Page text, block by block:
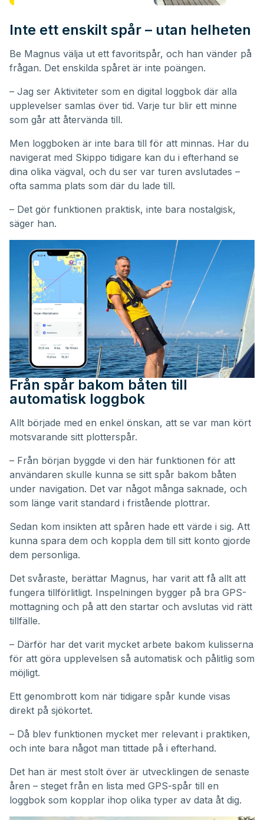
Inte ett enskilt spår – utan helheten
Be Magnus välja ut ett favoritspår, och han vänder på
frågan. Det enskilda spåret är inte poängen.
– Jag ser Aktiviteter som en digital loggbok där alla
upplevelser samlas över tid. Varje tur blir ett minne
som går att återvända till.
Men loggboken är inte bara till för att minnas. Har du
navigerat med Skippo tidigare kan du i efterhand se
dina olika vägval, och du ser var turen avslutades –
ofta samma plats som där du lade till.
– Det gör funktionen praktisk, inte bara nostalgisk,
säger han.
Från spår bakom båten till
automatisk loggbok
Allt började med en enkel önskan, att se var man kört
motsvarande sitt plotterspår.
– Från början byggde vi den här funktionen för att
användaren skulle kunna se sitt spår bakom båten
under navigation. Det var något många saknade, och
som länge varit standard i fristående plottrar.
Sedan kom insikten att spåren hade ett värde i sig. Att
kunna spara dem och koppla dem till sitt konto gjorde
dem personliga.
Det svåraste, berättar Magnus, har varit att få allt att
fungera tillförlitligt. Inspelningen bygger på bra GPS-
mottagning och på att den startar och avslutas vid rätt
tillfälle.
– Därför har det varit mycket arbete bakom kulisserna
för att göra upplevelsen så automatisk och pålitlig som
möjligt.
Ett genombrott kom när tidigare spår kunde visas
direkt på sjökortet.
– Då blev funktionen mycket mer relevant i praktiken,
och inte bara något man tittade på i efterhand.
Det han är mest stolt över är utvecklingen de senaste
åren – steget från en lista med GPS-spår till en
loggbok som kopplar ihop olika typer av data åt dig.